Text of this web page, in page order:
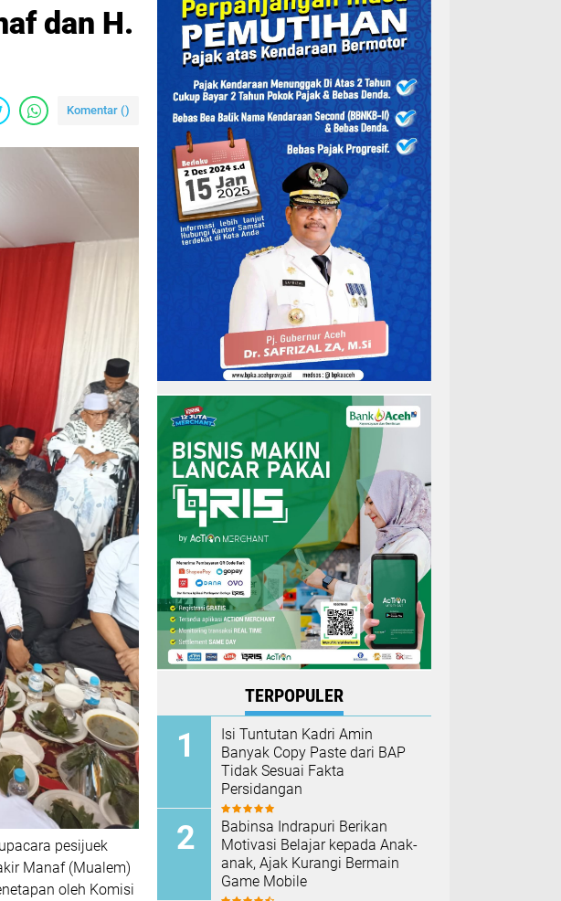
dan H.
Komentar ()
pesijuek
Manaf (Mualem)
oleh Komisi
TERPOPULER
Isi Tuntutan Kadri Amin
Banyak Copy Paste dari BAP
Tidak Sesuai Fakta
Persidangan
Babinsa Indrapuri Berikan
Motivasi Belajar kepada Anak-
anak, Ajak Kurangi Bermain
Game Mobile